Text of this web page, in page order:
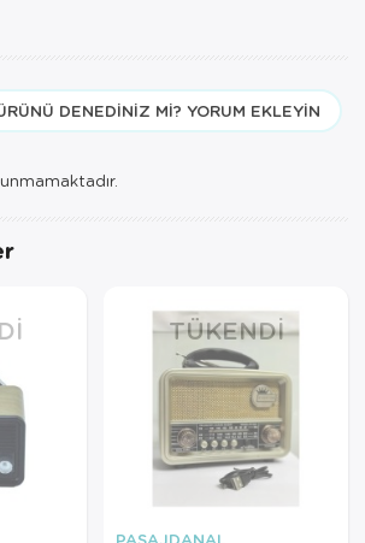
DENEDINIZ MI? YORUM EKLEYIN
TÜKENDI